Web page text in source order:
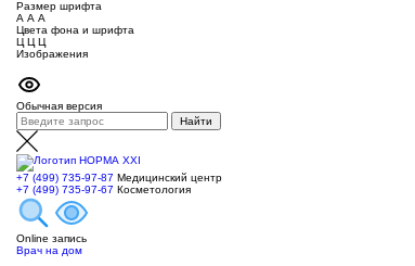
Размер шрифта
А А А
Цвета фона и шрифта
Ц Ц Ц
Изображения
Обычная версия
+7 (499) 735-97-87 Медицинский центр
+7 (499) 735-97-67 Косметология
Online запись
Врач на дом